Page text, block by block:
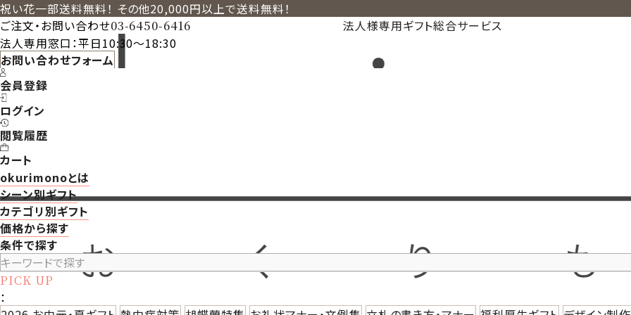
祝い花一部送料無料！ その他20,000円以上で送料無料！
法人様専用ギフト総合サービス
ご注文・お問い合わせ03-6450-6416
法人専用窓口：平日10:30～18:30
お問い合わせフォーム
会員登録
ログイン
閲覧履歴
カート
okurimonoとは
シーン別ギフト
カテゴリ別ギフト
価格から探す
条件で探す
PICK UP
：